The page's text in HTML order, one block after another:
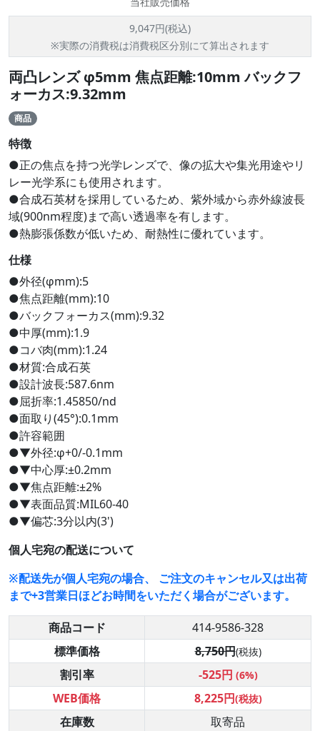
9,047円(税込)
※実際の消費税は消費税区分別にて算出されます
両凸レンズ φ5mm 焦点距離:10mm バックフ
ォーカス:9.32mm
商品
特徴
●正の焦点を持つ光学レンズで、像の拡大や集光用途やリ
レー光学系にも使用されます。
●合成石英材を採用しているため、紫外域から赤外線波長
域(900nm程度)まで高い透過率を有します。
●熱膨張係数が低いため、耐熱性に優れています。
仕様
●外径(φmm):5
●焦点距離(mm):10
●バックフォーカス(mm):9.32
●中厚(mm):1.9
●コバ肉(mm):1.24
●材質:合成石英
●設計波長:587.6nm
●屈折率:1.45850/nd
●面取り(45°):0.1mm
●許容範囲
●▼外径:φ+0/-0.1mm
●▼中心厚:±0.2mm
●▼焦点距離:±2%
●▼表面品質:MIL60-40
●▼偏芯:3分以内(3')
個人宅宛の配送について
※配送先が個人宅宛の場合、 ご注文のキャンセル又は出荷
まで+3営業日ほどお時間をいただく場合がございます。
商品コード
414-9586-328
標準価格
8,750円(税抜)
割引率 -525円 (6%)
WEB価格 8,225円(税抜)
在庫数
取寄品